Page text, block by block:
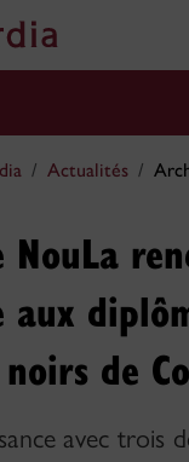
Actualités
NouLa
aux
de
avec trois